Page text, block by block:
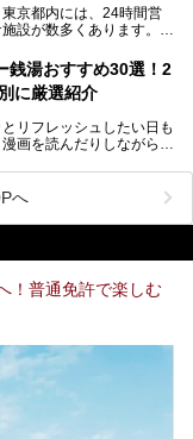
京都内には、24時間営
設が数多くあります。
のご褒美のための宿泊な
なだけサ活ができるのが
、カップルや女性に嬉し
ご紹介します。
銭湯おすすめ30選！2
に厳選紹介
リフレッシュしたい日も
画を読んだりしながら一
まま朝までゆっくりでき
る人も多いのではないで
のスーパー銭湯を、目的
円以下で楽しめる安
ぴったりなエンタメ要素
に合わせて参考にしてく
へ
！普通免許で楽しむ